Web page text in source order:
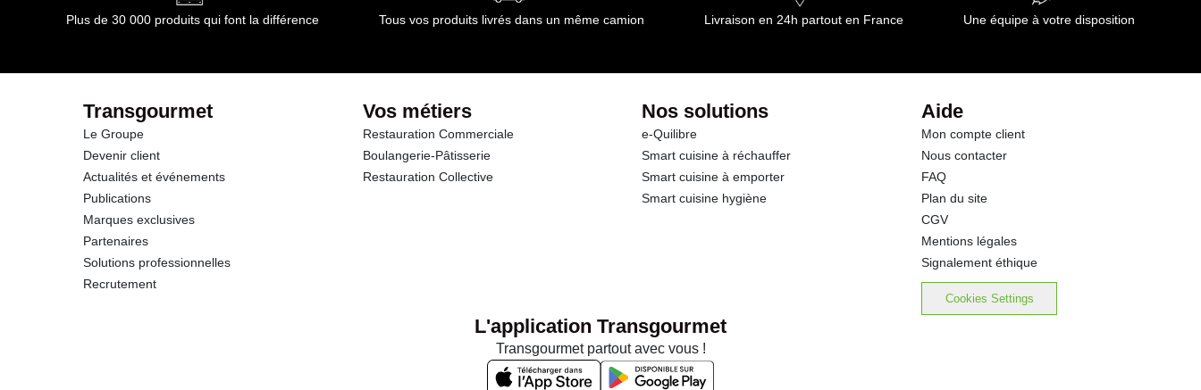
Plus de 30 000 produits qui font la différence Tous vos produits livrés dans un même camion Livraison en 24h partout en France Une équipe à votre disposition
Transgourmet
Le Groupe
Devenir client
Actualités et événements
Publications
Marques exclusives
Partenaires
Solutions professionnelles
Recrutement
Vos métiers
Restauration Commerciale
Boulangerie-Pâtisserie
Restauration Collective
Nos solutions
e-Quilibre
Smart cuisine à réchauffer
Smart cuisine à emporter
Smart cuisine hygiène
Aide
Mon compte client
Nous contacter
FAQ
Plan du site
CGV
Mentions légales
Signalement éthique
Cookies Settings
L'application Transgourmet
Transgourmet partout avec vous !